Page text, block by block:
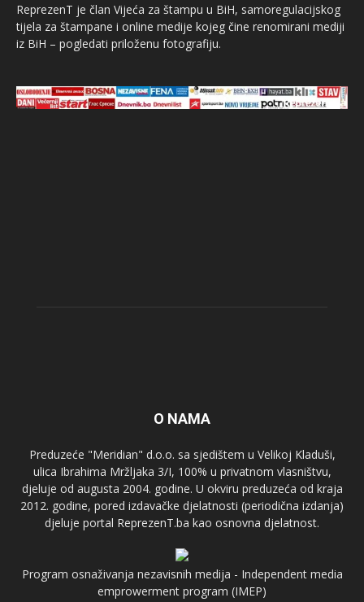
ReprezenT je član Vijeća za štampu u BiH, samoregulacijskog
tijela za štampane i online medije kojeg čine renomirani mediji
iz BiH – pogledati priloženu fotografiju.
O NAMA
Preduzeće "Meridian" d.o.o. sa sjedištem u Velikoj Kladuši,
ulica Ibrahima Mržljaka 3/I, 100% u privatnom vlasništvu,
djeluje od augusta 2004. godine. U okviru preduzeća od kraja
2012. godine, pored izdavačke djelatnosti (periodična izdanja)
djeluje portal ReprezenT.ba kao osnovna djelatnost.
Program osnaživanja nezavisnih medija - Independent media
emprowerment program (IMEP)